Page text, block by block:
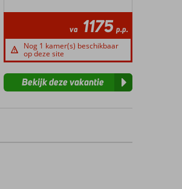
va 1175 p.p.
Nog 1 kamer(s) beschikbaar
op deze site
Bekijk deze vakantie